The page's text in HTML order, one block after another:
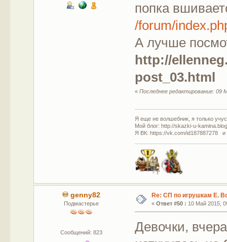
попка
/forum/
А лучше
http://
post_03.html
«Последнее редактирование: 09
Я еще не волшебник, я только
Мой блог: http://skazki-u-
Я ВК: https://vk.com/id187887278 и
genny82
Подмастерье
Сообщений: 823
Re: СП по игрушкам Е.
« Ответ #50 : 10 Май 2015,
Девочки,